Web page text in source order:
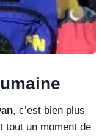
, c’est bien plus
tout un moment de